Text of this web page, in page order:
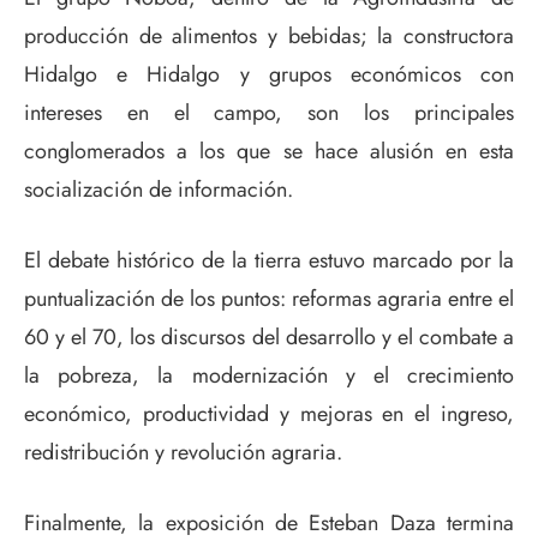
producción de alimentos y bebidas; la constructora
Hidalgo e Hidalgo y grupos económicos con
intereses en el campo, son los principales
conglomerados a los que se hace alusión en esta
socialización de información.
El debate histórico de la tierra estuvo marcado por la
puntualización de los puntos: reformas agraria entre el
60 y el 70, los discursos del desarrollo y el combate a
la pobreza, la modernización y el crecimiento
económico, productividad y mejoras en el ingreso,
redistribución y revolución agraria.
Finalmente, la exposición de Esteban Daza termina